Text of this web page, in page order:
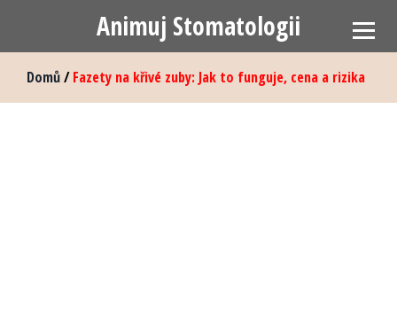
Animuj Stomatologii
Domů/Fazety na křivé zuby: Jak to funguje, cena a rizika